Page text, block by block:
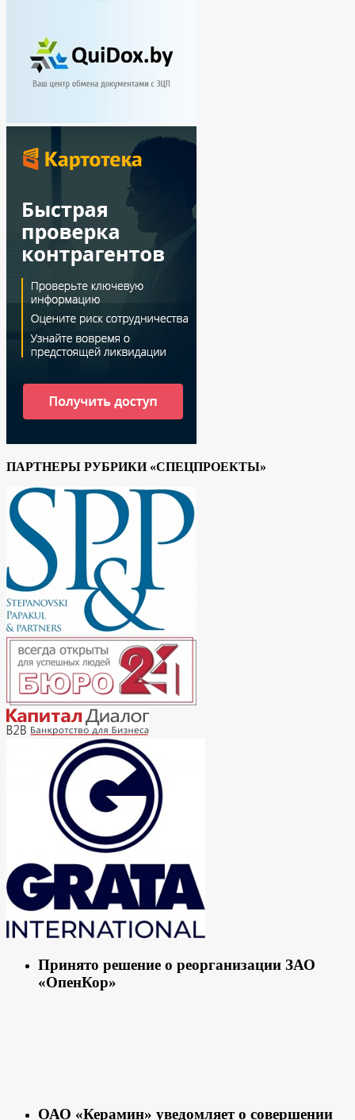
ПАРТНЕРЫ РУБРИКИ «СПЕЦПРОЕКТЫ»
Принято решение о реорганизации ЗАО
«ОпенКор»
ОАО «Керамин» уведомляет о совершении